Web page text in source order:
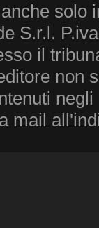
solo
S.r.l.
il
non
mail